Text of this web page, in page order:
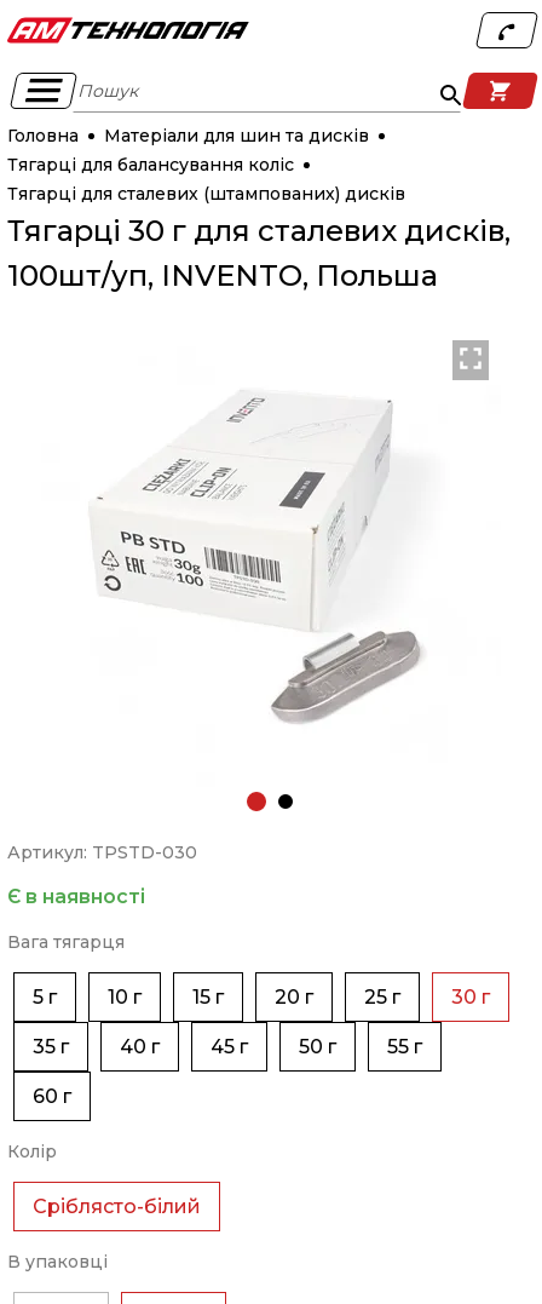
Пошук
Головна
Матеріали для шин та дисків
Тягарці для балансування коліс
Тягарці для сталевих (штампованих) дисків
Тягарці 30 г для сталевих дисків,
100шт/уп, INVENTO, Польша
Артикул: TPSTD-030
Є в наявності
Вага тягарця
5 г 10 г 15 г 20 г 25 г 30 г
35 г 40 г 45 г 50 г 55 г
60 г
Колір
Сріблясто-білий
В упаковці